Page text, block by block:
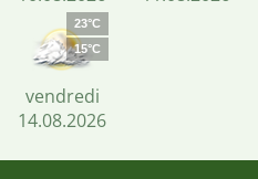
23°C
15°C
vendredi
14.08.2026